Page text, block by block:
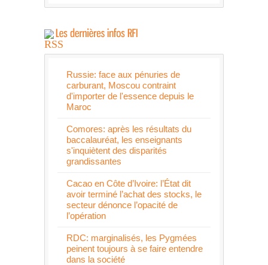
Russie: face aux pénuries de
carburant, Moscou contraint
d'importer de l'essence depuis le
Maroc
Comores: après les résultats du
baccalauréat, les enseignants
s'inquiètent des disparités
grandissantes
Cacao en Côte d’Ivoire: l’État dit
avoir terminé l’achat des stocks, le
secteur dénonce l’opacité de
l’opération
RDC: marginalisés, les Pygmées
peinent toujours à se faire entendre
dans la société